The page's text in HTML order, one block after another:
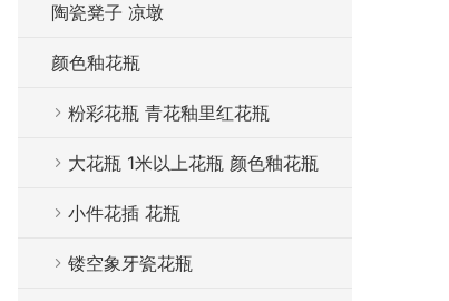
陶瓷凳子 凉墩
颜色釉花瓶
粉彩花瓶 青花釉里红花瓶
大花瓶 1米以上花瓶 颜色釉花瓶
小件花插 花瓶
镂空象牙瓷花瓶